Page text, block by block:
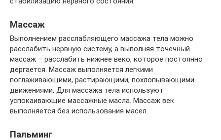
Массаж
Выполнением расслабляющего массажа тела можно
расслабить нервную систему, а выполняя точечный
массаж – расслабить нижнее веко, которое постоянно
дергается. Массаж выполняется легкими
поглаживающими, растирающими, похлопывающими
движениями. Для массажа тела используют
успокаивающие массажные масла. Массаж век
выполняется без использования масел.
Пальминг